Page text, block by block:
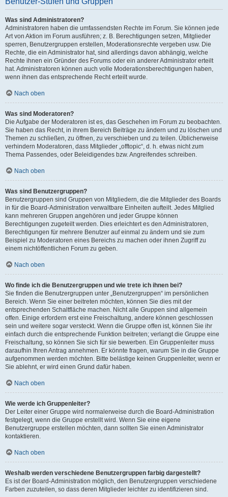
Was sind Administratoren?
Administratoren haben die umfassendsten Rechte im Forum. Sie können jede
Art von Aktion im Forum ausführen; z. B. Berechtigungen setzen, Mitglieder
sperren, Benutzergruppen erstellen, Moderationsrechte vergeben usw. Die
Rechte, die ein Administrator hat, sind allerdings davon abhängig, welche
Rechte ihnen ein Gründer des Forums oder ein anderer Administrator erteilt
hat. Administratoren können auch volle Moderationsberechtigungen haben,
wenn ihnen das entsprechende Recht erteilt wurde.
Nach oben
Was sind Moderatoren?
Die Aufgabe der Moderatoren ist es, das Geschehen im Forum zu beobachten.
Sie haben das Recht, in ihrem Bereich Beiträge zu ändern und zu löschen und
Themen zu schließen, zu öffnen, zu verschieben und zu teilen. Üblicherweise
verhindern Moderatoren, dass Mitglieder „offtopic“, d. h. etwas nicht zum
Thema Passendes, oder Beleidigendes bzw. Angreifendes schreiben.
Nach oben
Was sind Benutzergruppen?
Benutzergruppen sind Gruppen von Mitgliedern, die die Mitglieder des Boards
in für die Board-Administration verwaltbare Einheiten aufteilt. Jedes Mitglied
kann mehreren Gruppen angehören und jeder Gruppe können
Berechtigungen zugeteilt werden. Dies erleichtert es den Administratoren,
Berechtigungen für mehrere Benutzer auf einmal zu ändern und sie zum
Beispiel zu Moderatoren eines Bereichs zu machen oder ihnen Zugriff zu
einem nichtöffentlichen Forum zu geben.
Nach oben
Wo finde ich die Benutzergruppen und wie trete ich ihnen bei?
Sie finden die Benutzergruppen unter „Benutzergruppen“ im persönlichen
Bereich. Wenn Sie einer beitreten möchten, können Sie dies mit der
entsprechenden Schaltfläche machen. Nicht alle Gruppen sind allgemein
offen. Einige erfordern erst eine Freischaltung, andere können geschlossen
sein und weitere sogar versteckt. Wenn die Gruppe offen ist, können Sie ihr
einfach durch die entsprechende Funktion beitreten; verlangt die Gruppe eine
Freischaltung, so können Sie sich für sie bewerben. Ein Gruppenleiter muss
daraufhin Ihren Antrag annehmen. Er könnte fragen, warum Sie in die Gruppe
aufgenommen werden möchten. Bitte belästige keinen Gruppenleiter, wenn er
Sie ablehnt, er wird einen Grund dafür haben.
Nach oben
Wie werde ich Gruppenleiter?
Der Leiter einer Gruppe wird normalerweise durch die Board-Administration
festgelegt, wenn die Gruppe erstellt wird. Wenn Sie eine eigene
Benutzergruppe erstellen möchten, dann sollten Sie einen Administrator
kontaktieren.
Nach oben
Weshalb werden verschiedene Benutzergruppen farbig dargestellt?
Es ist der Board-Administration möglich, den Benutzergruppen verschiedene
Farben zuzuteilen, so dass deren Mitglieder leichter zu identifizieren sind.